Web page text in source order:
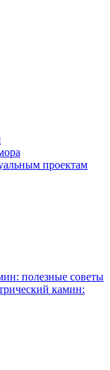
проектам
полезные советы
камин: